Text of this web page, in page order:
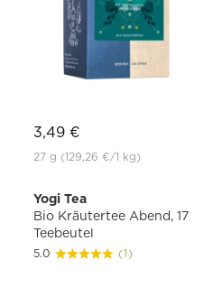
3,49 €
27 g (129,26 €/1 kg)
Yogi Tea
Bio Kräutertee Abend, 17
Teebeutel
5.0 (1)